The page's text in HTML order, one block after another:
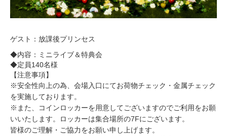
ゲスト：放課後プリンセス
◆内容：ミニライブ＆特典会
◆定員140名様
【注意事項】
※安全性向上の為、会場入口にてお荷物チェック・金属チェック
を実施しております。
※また、コインロッカーを用意してございますのでご利用をお願
いいたします。ロッカーは集合場所の7Fにございます。
皆様のご理解・ご協力をお願い申し上げます。